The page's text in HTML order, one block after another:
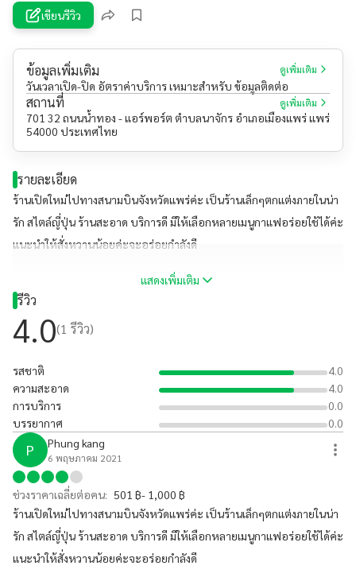
เขียนรีวิว
ข้อมูลเพิ่มเติม ดูเพิ่มเติม
วันเวลาเปิด-ปิด อัตราค่าบริการ เหมาะสำหรับ ข้อมูลติดต่อ
สถานที่ ดูเพิ่มเติม
701 32 ถนนน้ำทอง - แอร์พอร์ต ตำบลนาจักร อำเภอเมืองแพร่ แพร่
54000 ประเทศไทย
รายละเอียด
ร้านเปิดใหม่ไปทางสนามบินจังหวัดแพร่ค่ะ เป็นร้านเล็กๆตกแต่งภายในน่า
รัก สไตล์ญี่ปุ่น ร้านสะอาด บริการดี มีให้เลือกหลายเมนูกาแฟอร่อยใช้ได้ค่ะ
แนะนำให้สั่งหวานน้อยค่ะจะอร่อยกำลังดี
แสดงเพิ่มเติม
รีวิว
4.0(1 รีวิว)
รสชาติ
4.0
ความสะอาด
4.0
การบริการ
0.0
บรรยากาศ
0.0
P Phung kang
6 พฤษภาคม 2021
ช่วงราคาเฉลี่ยต่อคน: 501 ฿- 1,000 ฿
ร้านเปิดใหม่ไปทางสนามบินจังหวัดแพร่ค่ะ เป็นร้านเล็กๆตกแต่งภายในน่า
รัก สไตล์ญี่ปุ่น ร้านสะอาด บริการดี มีให้เลือกหลายเมนูกาแฟอร่อยใช้ได้ค่ะ
แนะนำให้สั่งหวานน้อยค่ะจะอร่อยกำลังดี